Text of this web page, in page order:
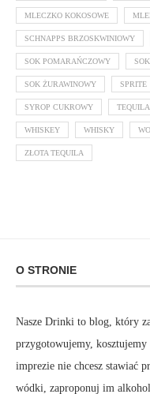
MLECZKO KOKOSOWE
SCHNAPPS BRZOSKWINIOWY
SOK POMARAŃCZOWY
SOK ŻURAWINOWY SPRITE
SYROP CUKROWY TEQUILA
WHISKEY WHISKY
ZŁOTA TEQUILA
O STRONIE
Nasze Drinki to blog, który
przygotowujemy, kosztujemy
imprezie nie chcesz stawiać
wódki, zaproponuj im